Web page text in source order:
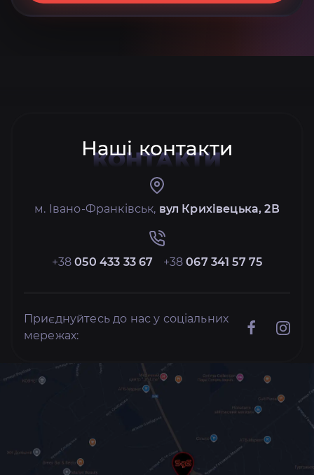
Наші контакти
КОНТАКТИ
м. Івано-Франківськ, вул Крихівецька, 2В
+38050 433 33 67 +38067 341 57 75
Приєднуйтесь до нас у соціальних
мережах: